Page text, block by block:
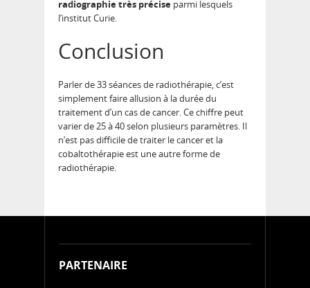
radiographie très précise parmi lesquels
l’institut Curie.
Conclusion
Parler de 33 séances de radiothérapie, c’est
simplement faire allusion à la durée du
traitement d’un cas de cancer. Ce chiffre peut
varier de 25 à 40 selon plusieurs paramètres. Il
n’est pas difficile de traiter le cancer et la
cobaltothérapie est une autre forme de
radiothérapie.
PARTENAIRE